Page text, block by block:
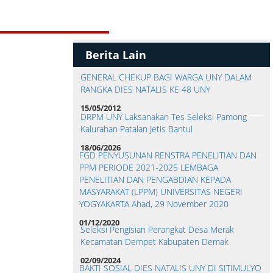
Berita Lain
GENERAL CHEKUP BAGI WARGA UNY DALAM
RANGKA DIES NATALIS KE 48 UNY
15/05/2012
DRPM UNY Laksanakan Tes Seleksi Pamong
Kalurahan Patalan Jetis Bantul
18/06/2026
FGD PENYUSUNAN RENSTRA PENELITIAN DAN
PPM PERIODE 2021-2025 LEMBAGA
PENELITIAN DAN PENGABDIAN KEPADA
MASYARAKAT (LPPM) UNIVERSITAS NEGERI
YOGYAKARTA Ahad, 29 November 2020
01/12/2020
Seleksi Pengisian Perangkat Desa Merak
Kecamatan Dempet Kabupaten Demak
02/09/2024
BAKTI SOSIAL DIES NATALIS UNY DI SITIMULYO